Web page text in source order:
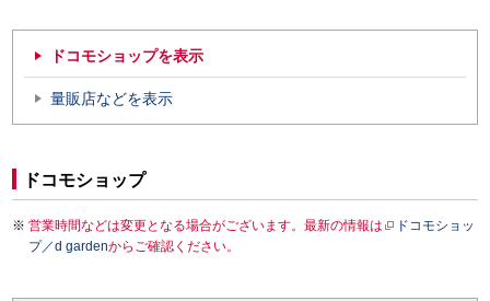
ドコモショップを表示
量販店などを表示
ドコモショップ
営業時間などは変更となる場合がございます。最新の情報は
ドコモショッ
プ／d gardenからご確認ください。